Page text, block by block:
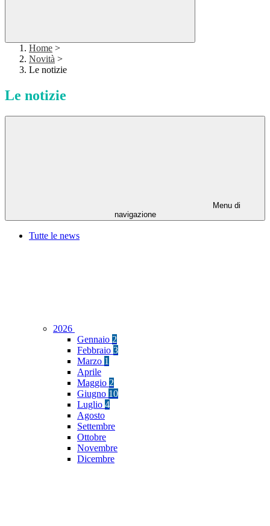
Home >
Novità >
Le notizie
Le notizie
Menu di
navigazione
Tutte le news
2026
Gennaio 2
Febbraio 3
Marzo 1
Aprile
Maggio 2
Giugno 10
Luglio 4
Agosto
Settembre
Ottobre
Novembre
Dicembre